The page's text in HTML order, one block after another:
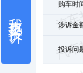
购车时
涉诉金
投诉问